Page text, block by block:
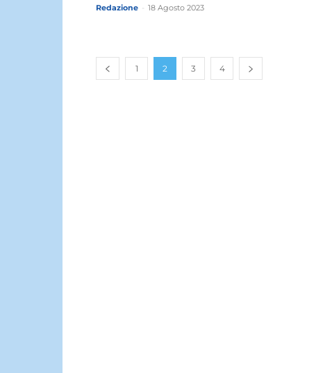
Redazione 18 Agosto 2023
1 2 3 4